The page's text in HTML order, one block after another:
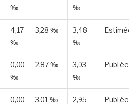
‰
‰
4,17
‰
3,28 ‰
3,48
‰
Estimée
0,00
‰
2,87 ‰
3,03
‰
Publiée
0,00
3,01 ‰
2,95
Publiée